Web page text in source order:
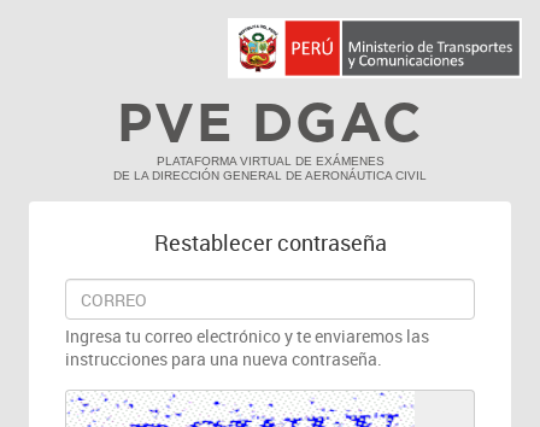
PVE DGAC
PLATAFORMA VIRTUAL DE EXÁMENES
DE LA DIRECCIÓN GENERAL DE AERONÁUTICA CIVIL
Restablecer contraseña
Ingresa tu correo electrónico y te enviaremos las
instrucciones para una nueva contraseña.